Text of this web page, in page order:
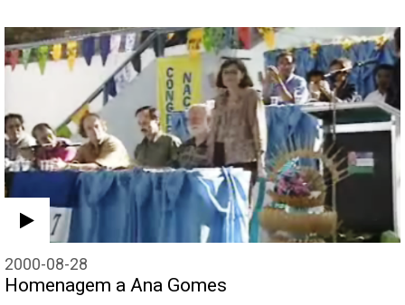
2000-08-28
Homenagem a Ana Gomes